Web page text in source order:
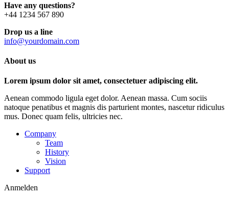
Have any questions?
+44 1234 567 890
Drop us a line
info@yourdomain.com
About us
Lorem ipsum dolor sit amet, consectetuer adipiscing elit.
Aenean commodo ligula eget dolor. Aenean massa. Cum sociis
natoque penatibus et magnis dis parturient montes, nascetur ridiculus
mus. Donec quam felis, ultricies nec.
Company
Team
History
Vision
Support
Anmelden